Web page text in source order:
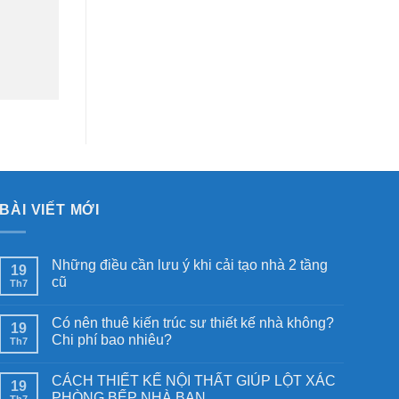
BÀI VIẾT MỚI
19
Th7
Những điều cần lưu ý khi cải tạo nhà 2 tầng
cũ
19
Th7
Có nên thuê kiến trúc sư thiết kế nhà không?
Chi phí bao nhiêu?
19
CÁCH THIẾT KẾ NỘI THẤT GIÚP LỘT XÁC